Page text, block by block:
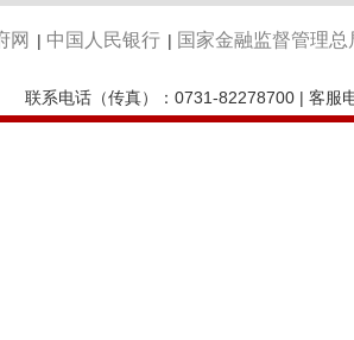
网 | 中国人民银行 | 国家金融监督管理总
联系电话（传真）：0731-82278700 | 客服